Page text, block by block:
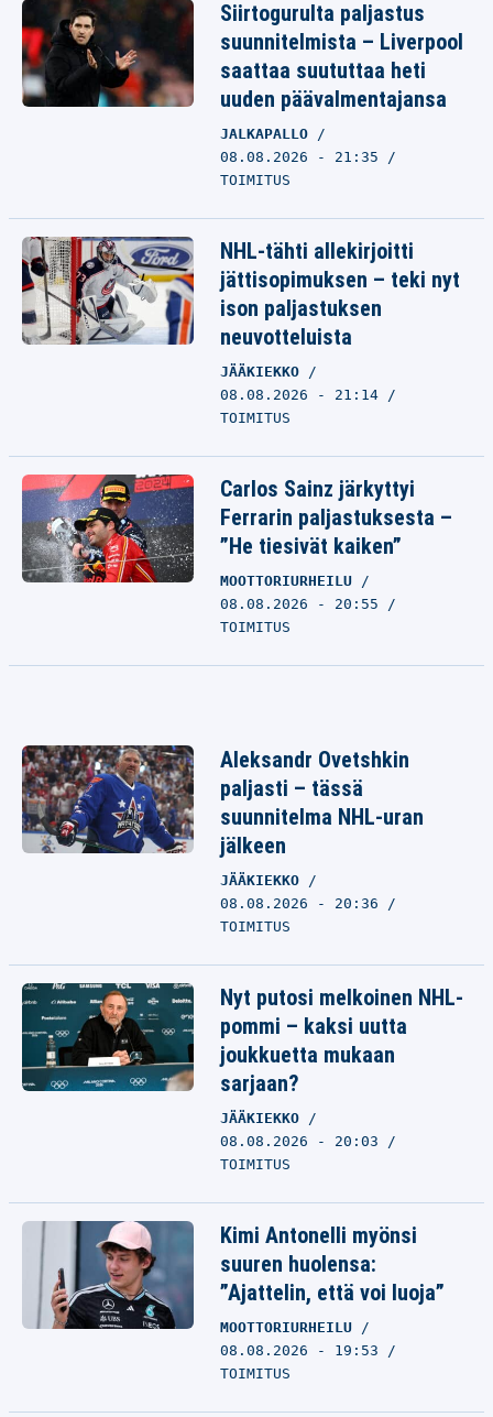
Siirtogurulta paljastus
suunnitelmista – Liverpool
saattaa suututtaa heti
uuden päävalmentajansa
JALKAPALLO
08.08.2026 - 21:35
TOIMITUS
NHL-tähti allekirjoitti
jättisopimuksen – teki nyt
ison paljastuksen
neuvotteluista
JÄÄKIEKKO
08.08.2026 - 21:14
TOIMITUS
Carlos Sainz järkyttyi
Ferrarin paljastuksesta –
”He tiesivät kaiken”
MOOTTORIURHEILU
08.08.2026 - 20:55
TOIMITUS
Aleksandr Ovetshkin
paljasti – tässä
suunnitelma NHL-uran
jälkeen
JÄÄKIEKKO
08.08.2026 - 20:36
TOIMITUS
Nyt putosi melkoinen NHL-
pommi – kaksi uutta
joukkuetta mukaan
sarjaan?
JÄÄKIEKKO
08.08.2026 - 20:03
TOIMITUS
Kimi Antonelli myönsi
suuren huolensa:
”Ajattelin, että voi luoja”
MOOTTORIURHEILU
08.08.2026 - 19:53
TOIMITUS